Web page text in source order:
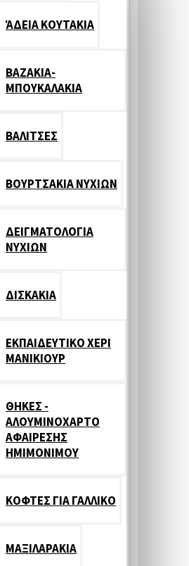
ΆΔΕΙΑ ΚΟΥΤΑΚΙΑ
ΒΑΖΑΚΙΑ-
ΜΠΟΥΚΑΛΑΚΙΑ
ΒΑΛΙΤΣΕΣ
ΒΟΥΡΤΣΑΚΙΑ ΝΥΧΙΩΝ
ΔΕΙΓΜΑΤΟΛΟΓΙΑ
ΝΥΧΙΩΝ
ΔΙΣΚΑΚΙΑ
ΕΚΠΑΙΔΕΥΤΙΚΟ ΧΕΡΙ
ΜΑΝΙΚΙΟΥΡ
ΘΗΚΕΣ -
ΑΛΟΥΜΙΝΟΧΑΡΤΟ
ΑΦΑΙΡΕΣΗΣ
ΗΜΙΜΟΝΙΜΟΥ
ΚΟΦΤΕΣ ΓΙΑ ΓΑΛΛΙΚΟ
ΜΑΞΙΛΑΡΑΚΙΑ